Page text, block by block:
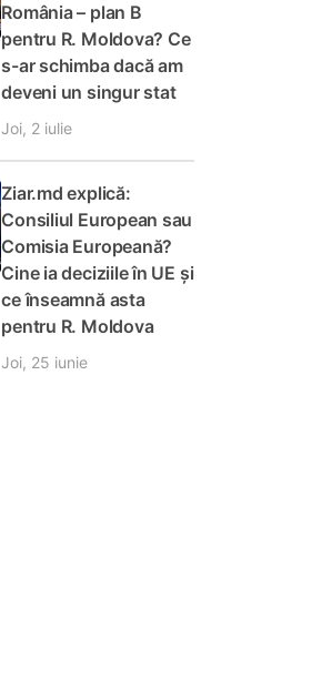
România – plan B
pentru R. Moldova? Ce
s-ar schimba dacă am
deveni un singur stat
Joi, 2 iulie
Ziar.md explică:
Consiliul European sau
Comisia Europeană?
Cine ia deciziile în UE și
ce înseamnă asta
pentru R. Moldova
Joi, 25 iunie